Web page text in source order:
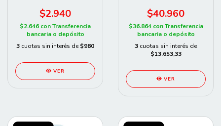
$2.940
$2.646 conTransferencia
bancaria o depósito
3 cuotas sin interés de $980
VER
$40.960
$36.864 con Transferencia
bancaria o depósito
3 cuotas sin interés de
$13.653,33
VER